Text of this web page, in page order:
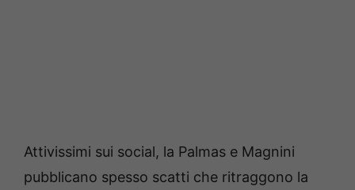
Attivissimi sui social, la Palmas e Magnini
pubblicano spesso scatti che ritraggono la